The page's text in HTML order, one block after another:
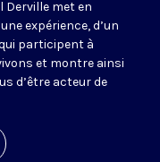
Derville met en
expérience, d’un
participent à
et montre ainsi
d’être acteur de